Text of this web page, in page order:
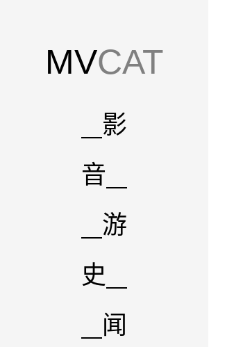
MVCAT
影
音
游
史
闻